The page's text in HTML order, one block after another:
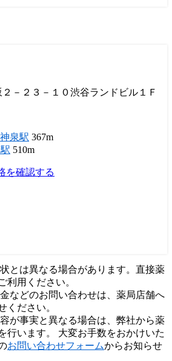
－２３－１０渋谷ランドビル１Ｆ
泉駅 367m
510m
を確認する
とは異なる場合があります。直接薬
利用ください。
などのお問い合わせは、薬局店舗へ
ください。
が事実と異なる場合は、弊社から薬
行います。 大変お手数をおかけいた
お問い合わせフォームからお知らせ